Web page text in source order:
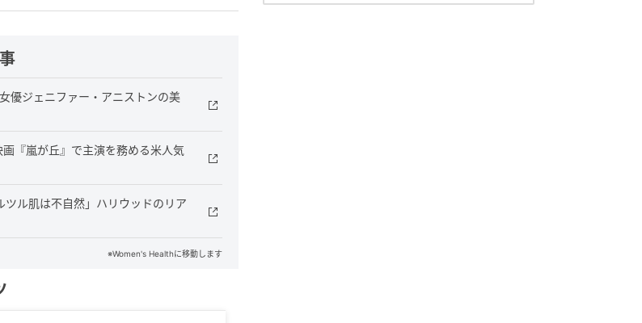
優ジェニファー・アニストンの美
『嵐が丘』で主演を務める米人気
ツル肌は不自然」ハリウッドのリア
※Women's Healthに移動します